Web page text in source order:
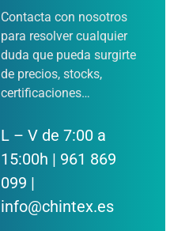
Contacta con nosotros
para resolver cualquier
duda que pueda surgirte
de precios, stocks,
certificaciones…
L – V de 7:00 a
15:00h | 961 869
099 |
info@chintex.es